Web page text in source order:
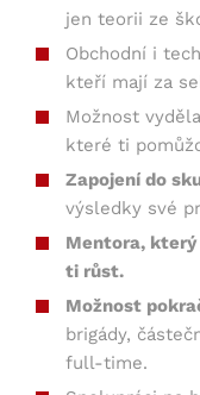
jen teorii ze
Obchodní i
kteří mají za
Možnost
které ti
Zapojení do
výsledky své
Mentora, který
ti růst.
Možnost
brigády,
full-time.